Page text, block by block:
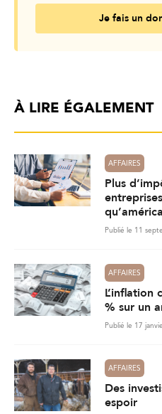
Je fais un
À LIRE ÉGALEMENT
AFFAIRES
Plus
Publié le 11
AFFAIRES
L’inflation
% sur un
Publié le 17
AFFAIRES
Des
espoir